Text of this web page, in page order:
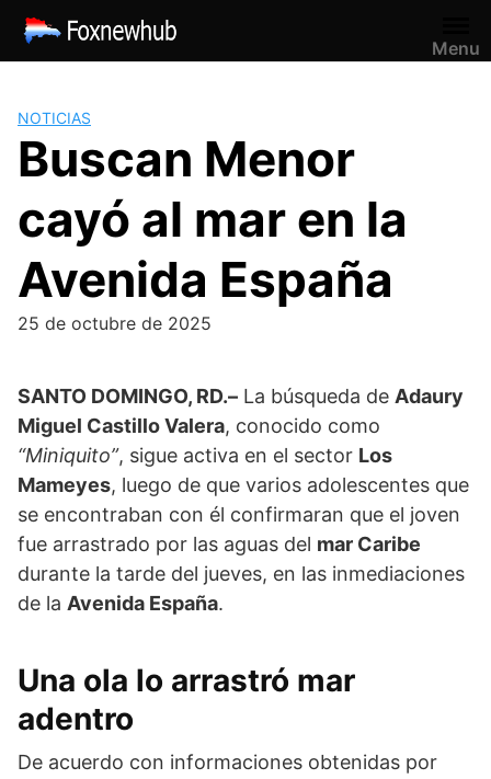
Saltar
contenido
Menu
NOTICIAS
Buscan Menor
cayó al mar en la
Avenida España
25 de octubre de 2025
SANTO DOMINGO, RD.– La búsqueda de Adaury
Miguel Castillo Valera, conocido como
“Miniquito”, sigue activa en el sector Los
Mameyes, luego de que varios adolescentes que
se encontraban con él confirmaran que el joven
fue arrastrado por las aguas del mar Caribe
durante la tarde del jueves, en las inmediaciones
de la Avenida España.
Una ola lo arrastró mar
adentro
De acuerdo con informaciones obtenidas por